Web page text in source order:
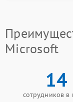
Microsoft
14
сотрудников в